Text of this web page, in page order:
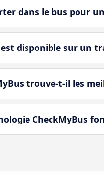
dans le bus pour
disponible sur un
trouve-t-il les
CheckMyBus